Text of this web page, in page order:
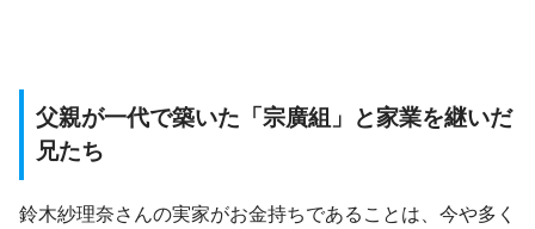
父親が一代で築いた「宗廣組」と家業を継いだ
兄たち
鈴木紗理奈さんの実家がお金持ちであることは、今や多く